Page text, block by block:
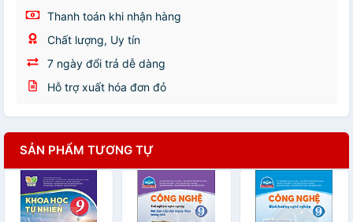
Thanh toán khi nhận hàng
Chất lượng, Uy tín
7 ngày đổi trả dễ dàng
Hỗ trợ xuất hóa đơn đỏ
SẢN PHẨM TƯƠNG TỰ